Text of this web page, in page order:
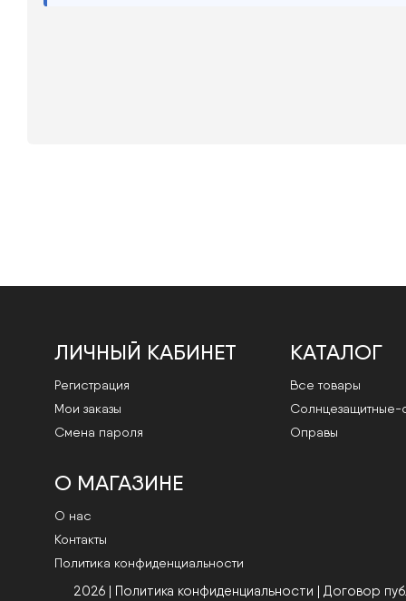
ЛИЧНЫЙ КАБИНЕТ
Регистрация
Мои заказы
Смена пароля
КАТАЛОГ
Все товары
Cолнцезащитные-
Оправы
О МАГАЗИНЕ
О нас
Контакты
Политика конфиденциальности
2026 | Политика конфиденциальности Договор